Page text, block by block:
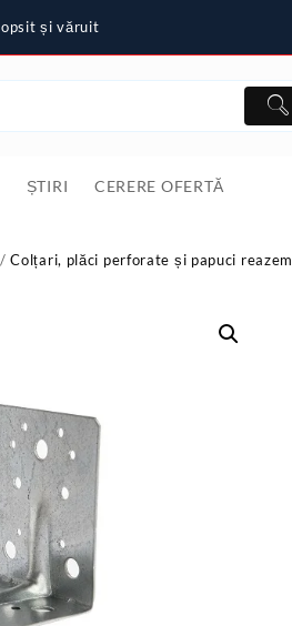
și văruit
ȘTIRI CERERE OFERTĂ
/Colțari, plăci perforate și papuci reazem